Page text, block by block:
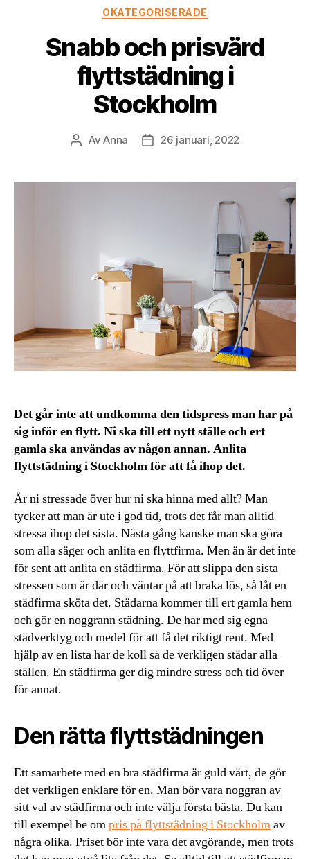
Kategorier
OKATEGORISERADE
Snabb och prisvärd
flyttstädning i
Stockholm
Inläggsförfattare
AvAnna Inläggsdatum
26 januari, 2022
Det går inte att undkomma den tidspress man har på
sig inför en flytt. Ni ska till ett nytt ställe och ert
gamla ska användas av någon annan. Anlita
flyttstädning i Stockholm för att få ihop det.
Är ni stressade över hur ni ska hinna med allt? Man
tycker att man är ute i god tid, trots det får man alltid
stressa ihop det sista. Nästa gång kanske man ska göra
som alla säger och anlita en flyttfirma. Men än är det inte
för sent att anlita en städfirma. För att slippa den sista
stressen som är där och väntar på att braka lös, så låt en
städfirma sköta det. Städarna kommer till ert gamla hem
och gör en noggrann städning. De har med sig egna
städverktyg och medel för att få det riktigt rent. Med
hjälp av en lista har de koll så de verkligen städar alla
ställen. En städfirma ger dig mindre stress och tid över
för annat.
Den rätta flyttstädningen
Ett samarbete med en bra städfirma är guld värt, de gör
det verkligen enklare för en. Man bör vara noggran av
sitt val av städfirma och inte välja första bästa. Du kan
till exempel be ompris på flyttstädning i Stockholmav
några olika. Priset bör inte vara det avgörande, men trots